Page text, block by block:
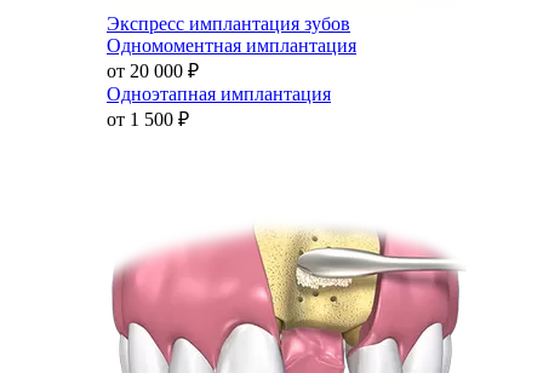
Экспресс имплантация зубов
Одномоментная имплантация
от 20 000 ₽
Одноэтапная имплантация
от 1 500 ₽